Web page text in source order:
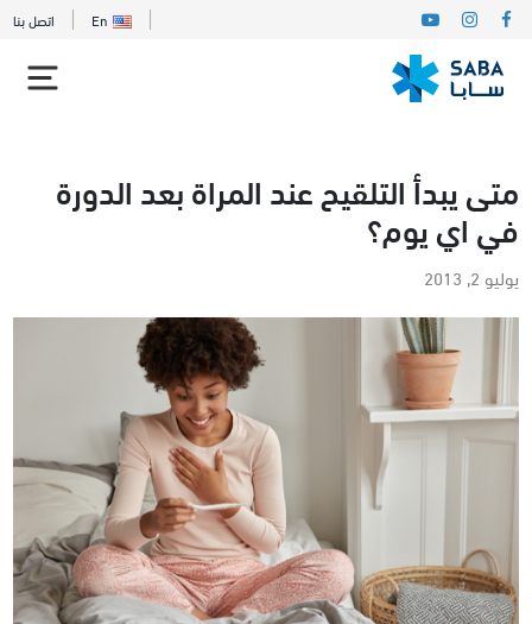
En اتصل بنا
متى يبدأ التلقيح عند المراة بعد الدورة
في اي يوم؟
يوليو 2, 2013